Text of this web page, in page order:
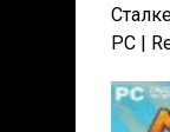
PC |